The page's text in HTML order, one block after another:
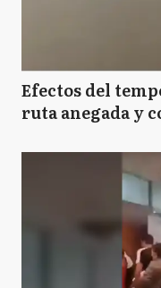
I
JC
LM
Efectos del
ruta anegada y